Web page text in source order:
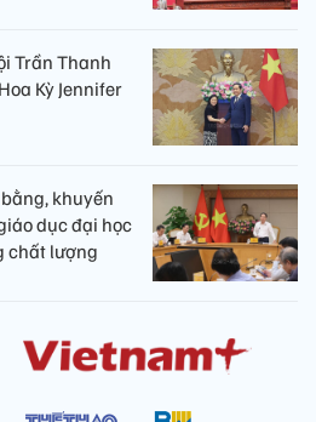
Trần Thanh
Kỳ Jennifer
khuyến
dục đại học
chất lượng​